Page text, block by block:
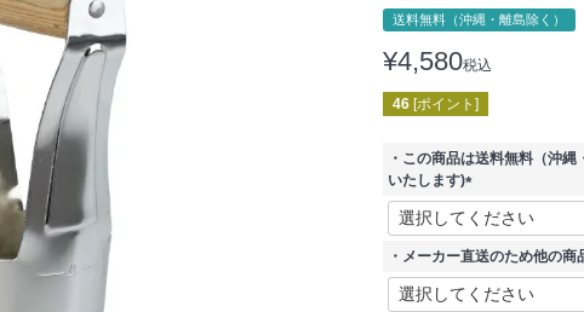
送料無料（沖縄・離島除く）
¥4,580税込
46 [ポイント]
・この商品は送料無料（沖
いたします)
(
必
須
・メーカー直送のため他の